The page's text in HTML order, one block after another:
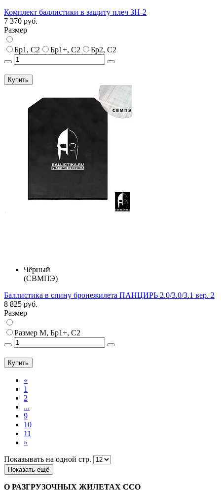
Комплект баллистики в защиту плеч ЗН-2
7 370 руб.
Размер
Бр1, С2 Бр1+, С2 Бр2, С2
Купить
Чёрный
(СВМПЭ)
Баллистика в спину бронежилета ПАНЦИРЬ 2.0/3.0/3.1 вер. 2
8 825 руб.
Размер
Размер M, Бр1+, С2
Купить
«
1
2
...
9
10
11
»
Показывать на одной стр.
Показать ещё
О РАЗГРУЗОЧНЫХ ЖИЛЕТАХ ССО